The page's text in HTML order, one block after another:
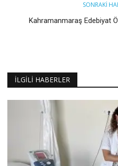
SONRAKI
Kahramanmaraş Edebiyat
İLGILI HABERLER